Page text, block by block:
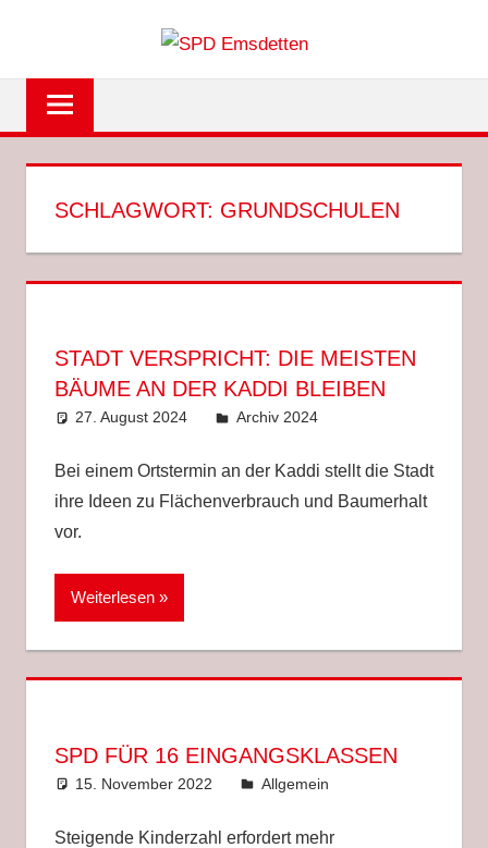
springen
SCHLAGWORT: GRUNDSCHULEN
STADT VERSPRICHT: DIE MEISTEN
BÄUME AN DER KADDI BLEIBEN
27. August 2024 Anke Hackethal
Archiv 2024
Bei einem Ortstermin an der Kaddi stellt die Stadt
ihre Ideen zu Flächenverbrauch und Baumerhalt
vor.
Weiterlesen
SPD FÜR 16 EINGANGSKLASSEN
15. November 2022 Anke Hackethal
Allgemein
Steigende Kinderzahl erfordert mehr